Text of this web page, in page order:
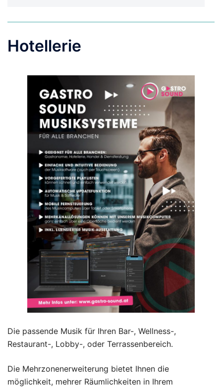
Hotellerie
Die passende Musik für Ihren Bar-, Wellness-,
Restaurant-, Lobby-, oder Terrassenbereich.
Die Mehrzonenerweiterung bietet Ihnen die
möglichkeit, mehrer Räumlichkeiten in Ihrem